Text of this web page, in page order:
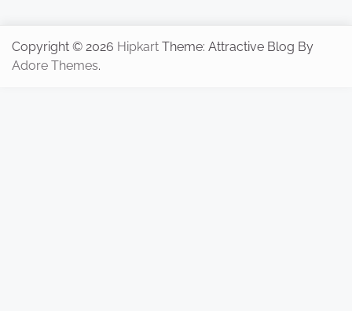
Copyright © 2026 Hipkart Theme: Attractive Blog By
Adore Themes.